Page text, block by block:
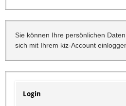
Sie können Ihre persönlichen
sich mit Ihrem kiz-Account
Login